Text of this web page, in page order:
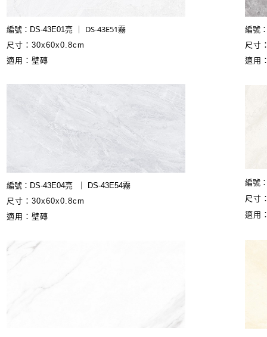
編號：DS-43E01亮 ｜ DS-43E51霧
尺寸：30x60x0.8cm
適用：壁磚
編號
尺寸
適用
編號：DS-43E04亮 ｜ DS-43E54霧
尺寸：30x60x0.8cm
適用：壁磚
編號
尺寸
適用